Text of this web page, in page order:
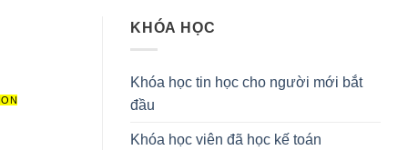
KHÓA HỌC
Khóa học tin học cho người mới bắt
đầu
Khóa học viên đã học kế toán